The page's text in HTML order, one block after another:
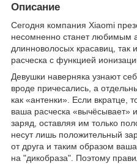
Описание
Сегодня компания Xiaomi
несомненно станет любимым
длинноволосых красавиц, так
расческа с функцией
Девушки наверняка узнают
вроде причесались, а
как «антенки». Если вкратце,
ваша расческа «вычёсывает»
заряд, оставляя им только
несут лишь положительный
от друга и таким образом
на "дикобраза". Поэтому